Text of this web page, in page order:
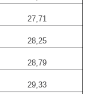
27,71
28,25
28,79
29,33